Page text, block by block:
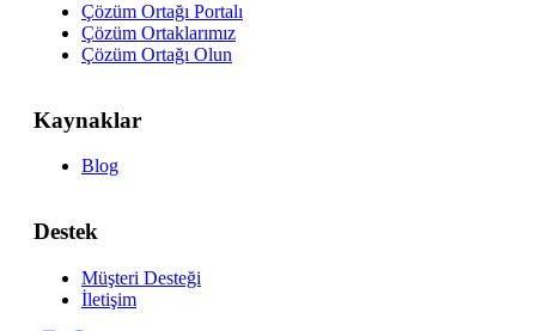
Çözüm Ortağı Portalı
Çözüm Ortaklarımız
Çözüm Ortağı Olun
Kaynaklar
Blog
Destek
Müşteri Desteği
İletişim